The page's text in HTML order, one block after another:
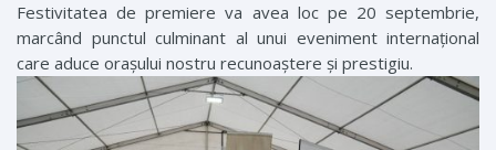
Festivitatea de premiere va avea loc pe 20 septembrie,
marcând punctul culminant al unui eveniment internațional
care aduce orașului nostru recunoaștere și prestigiu.